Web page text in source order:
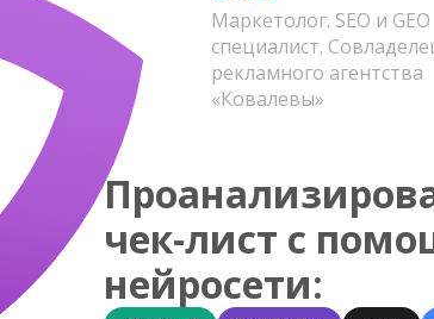
Маркетолог. SEO и GEO
специалист.
рекламного агентства
«Ковалевы»
чек-лист с
нейросети: